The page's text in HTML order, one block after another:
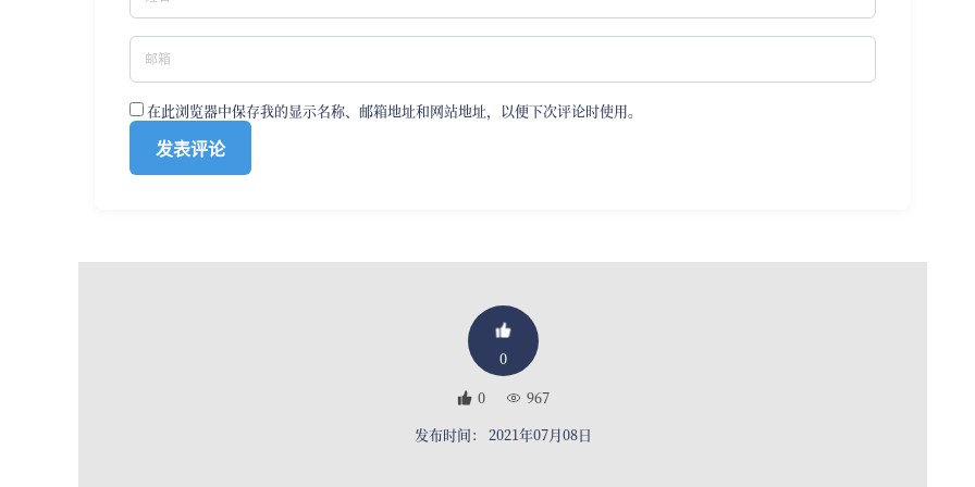
在此浏览器中保存我的显示名称、邮箱地址和网站地址，以便下次评论时使用。
0
0
967
发布时间： 2021年07月08日